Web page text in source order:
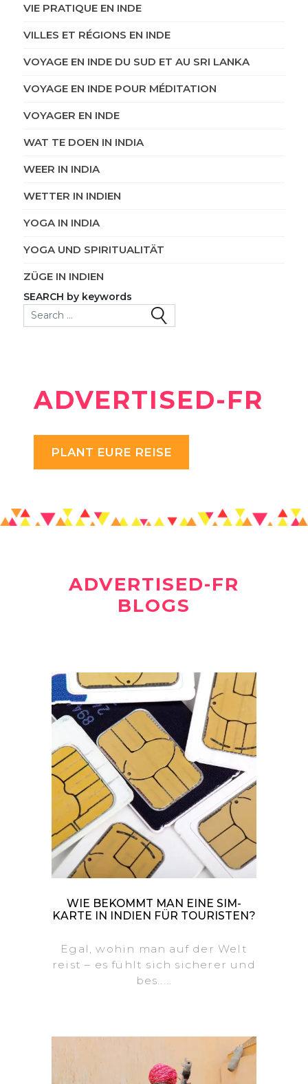
VIE PRATIQUE EN INDE
VILLES ET RÉGIONS EN INDE
VOYAGE EN INDE DU SUD ET AU SRI LANKA
VOYAGE EN INDE POUR MÉDITATION
VOYAGER EN INDE
WAT TE DOEN IN INDIA
WEER IN INDIA
WETTER IN INDIEN
YOGA IN INDIA
YOGA UND SPIRITUALITÄT
ZÜGE IN INDIEN
SEARCH by keywords
Search for:
ADVERTISED-FR
PLANT EURE REISE
ADVERTISED-FR
BLOGS
WIE BEKOMMT MAN EINE SIM-
KARTE IN INDIEN FÜR TOURISTEN?
Egal, wohin man auf der Welt
reist – es fühlt sich sicherer und
bes.....